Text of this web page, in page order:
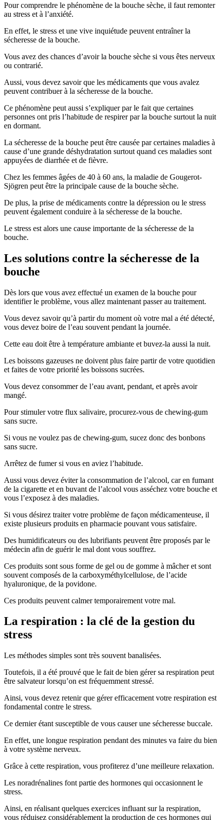
Pour comprendre le phénomène de la bouche sèche, il faut remonter
au stress et à l’anxiété.
En effet, le stress et une vive inquiétude peuvent entraîner la
sécheresse de la bouche.
Vous avez des chances d’avoir la bouche sèche si vous êtes nerveux
ou contrarié.
Aussi, vous devez savoir que les médicaments que vous avalez
peuvent contribuer à la sécheresse de la bouche.
Ce phénomène peut aussi s’expliquer par le fait que certaines
personnes ont pris l’habitude de respirer par la bouche surtout la nuit
en dormant.
La sécheresse de la bouche peut être causée par certaines maladies à
cause d’une grande déshydratation surtout quand ces maladies sont
appuyées de diarrhée et de fièvre.
Chez les femmes âgées de 40 à 60 ans, la maladie de Gougerot-
Sjögren peut être la principale cause de la bouche sèche.
De plus, la prise de médicaments contre la dépression ou le stress
peuvent également conduire à la sécheresse de la bouche.
Le stress est alors une cause importante de la sécheresse de la
bouche.
Les solutions contre la sécheresse de la
bouche
Dès lors que vous avez effectué un examen de la bouche pour
identifier le problème, vous allez maintenant passer au traitement.
Vous devez savoir qu’à partir du moment où votre mal a été détecté,
vous devez boire de l’eau souvent pendant la journée.
Cette eau doit être à température ambiante et buvez-la aussi la nuit.
Les boissons gazeuses ne doivent plus faire partir de votre quotidien
et faites de votre priorité les boissons sucrées.
Vous devez consommer de l’eau avant, pendant, et après avoir
mangé.
Pour stimuler votre flux salivaire, procurez-vous de chewing-gum
sans sucre.
Si vous ne voulez pas de chewing-gum, sucez donc des bonbons
sans sucre.
Arrêtez de fumer si vous en aviez l’habitude.
Aussi vous devez éviter la consommation de l’alcool, car en fumant
de la cigarette et en buvant de l’alcool vous asséchez votre bouche et
vous l’exposez à des maladies.
Si vous désirez traiter votre problème de façon médicamenteuse, il
existe plusieurs produits en pharmacie pouvant vous satisfaire.
Des humidificateurs ou des lubrifiants peuvent être proposés par le
médecin afin de guérir le mal dont vous souffrez.
Ces produits sont sous forme de gel ou de gomme à mâcher et sont
souvent composés de la carboxyméthylcellulose, de l’acide
hyaluronique, de la povidone.
Ces produits peuvent calmer temporairement votre mal.
La respiration : la clé de la gestion du
stress
Les méthodes simples sont très souvent banalisées.
Toutefois, il a été prouvé que le fait de bien gérer sa respiration peut
être salvateur lorsqu’on est fréquemment stressé.
Ainsi, vous devez retenir que gérer efficacement votre respiration est
fondamental contre le stress.
Ce dernier étant susceptible de vous causer une sécheresse buccale.
En effet, une longue respiration pendant des minutes va faire du bien
à votre système nerveux.
Grâce à cette respiration, vous profiterez d’une meilleure relaxation.
Les noradrénalines font partie des hormones qui occasionnent le
stress.
Ainsi, en réalisant quelques exercices influant sur la respiration,
vous réduisez considérablement la production de ces hormones qui